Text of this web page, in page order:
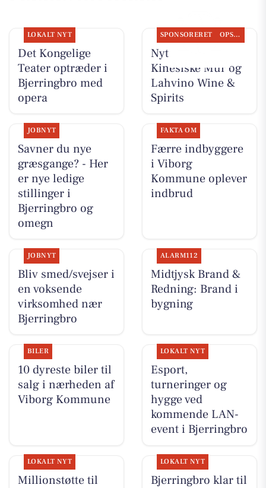
LOKALT NYT
Det Kongelige
Teater optræder i
Bjerringbro med
opera
SPONSORERET OPSLAGSTAVLEN
Nyt fra Den
Kinesiske Mur og
Lahvino Wine &
Spirits
JOBNYT
Savner du nye
græsgange? - Her
er nye ledige
stillinger i
Bjerringbro og
omegn
FAKTA OM
Færre indbyggere
i Viborg
Kommune oplever
indbrud
JOBNYT
Bliv smed/svejser i
en voksende
virksomhed nær
Bjerringbro
ALARM112
Midtjysk Brand &
Redning: Brand i
bygning
BILER
10 dyreste biler til
salg i nærheden af
Viborg Kommune
LOKALT NYT
Esport,
turneringer og
hygge ved
kommende LAN-
event i Bjerringbro
LOKALT NYT
Millionstøtte til
LOKALT NYT
Bjerringbro klar til